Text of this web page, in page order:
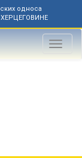
односа
Toggle